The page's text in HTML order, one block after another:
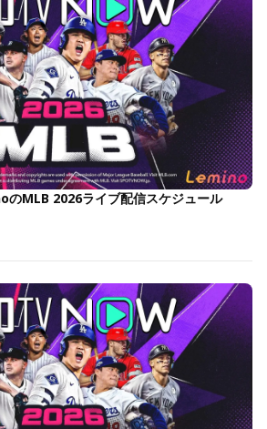
のMLB 2026ライブ配信スケジュール